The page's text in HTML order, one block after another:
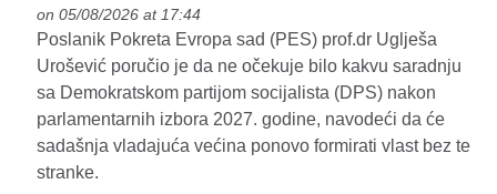
on 05/08/2026 at 17:44
Poslanik Pokreta Evropa sad (PES) prof.dr Uglješa
Urošević poručio je da ne očekuje bilo kakvu saradnju
sa Demokratskom partijom socijalista (DPS) nakon
parlamentarnih izbora 2027. godine, navodeći da će
sadašnja vladajuća većina ponovo formirati vlast bez te
stranke.